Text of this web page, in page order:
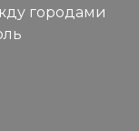
городами